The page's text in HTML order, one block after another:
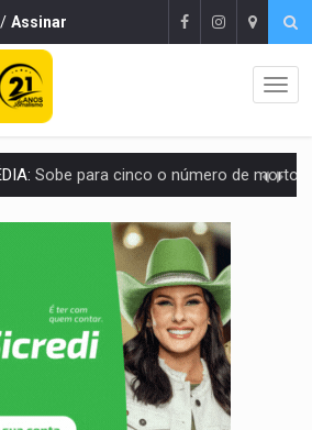
/ Assinar
Sobe para cinco o número de mortos em colisão entre carreta e
DE ARROZ:MPF assegura cumprimento da legislação sobre transporte
Sancionada lei contra violência sexual infantil na
Brasil e Rússia discutem energia nuclear, defesa e
Colisão entre caminhão e carro deixa quatro mortos e um em
Amazônia Negra ganha projeção nacional com participação de